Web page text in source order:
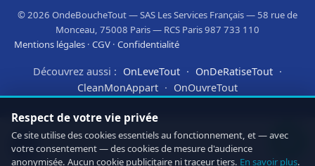
© 2026 OndeBoucheTout — SAS Les Services Français — 58 rue de
Monceau, 75008 Paris — RCS Paris 987 733 110
Mentions légales · CGV · Confidentialité
Découvrez aussi : OnLeveTout · OnDeRatiseTout ·
CleanMonAppart · OnOuvreTout
Respect de votre vie privée
Ce site utilise des cookies essentiels au fonctionnement, et — avec
votre consentement — des cookies de mesure d'audience
anonymisée. Aucun cookie publicitaire ni traceur tiers. En savoir plus.